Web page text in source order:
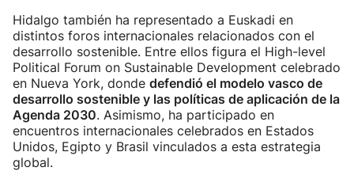
Hidalgo también ha representado a Euskadi en
distintos foros internacionales relacionados con el
desarrollo sostenible. Entre ellos figura el High-level
Political Forum on Sustainable Development celebrado
en Nueva York, donde defendió el modelo vasco de
desarrollo sostenible y las políticas de aplicación de la
Agenda 2030. Asimismo, ha participado en
encuentros internacionales celebrados en Estados
Unidos, Egipto y Brasil vinculados a esta estrategia
global.